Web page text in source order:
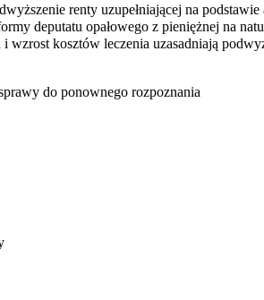
renty uzupełniającej na
deputatu opałowego z pieniężnej na
wzrost kosztów leczenia uzasadniają
do ponownego rozpoznania